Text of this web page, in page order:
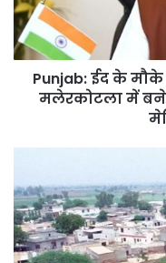
सरकार
का
बड़ा
ऐलान,
मलेरकोटला
सीटों
वाला
मेडिकल
कॉलेज।
Punjab: ईद के
मलेरकोटला में
में
फिर
घुसा
तेंदुआ,